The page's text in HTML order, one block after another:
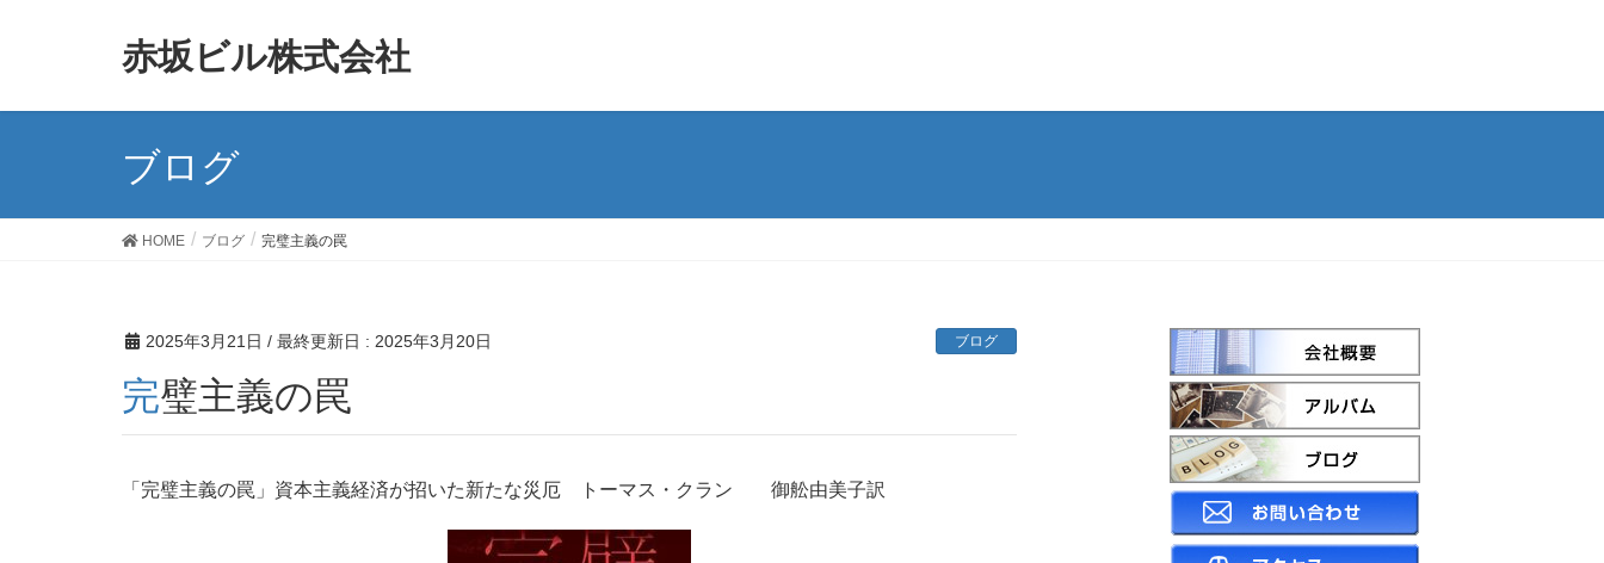
赤坂ビル株式会社
ブログ
HOME ブログ 完璧主義の罠
2025年3月21日 / 最終更新日 : 2025年3月20日 ブログ
完璧主義の罠
「完璧主義の罠」資本主義経済が招いた新たな災厄 トーマス・クラン 御舩由美子訳